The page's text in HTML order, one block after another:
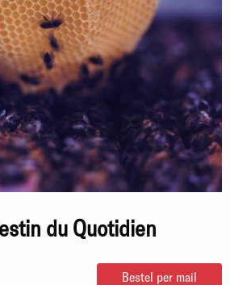
du Quotidien
Bestel per mail